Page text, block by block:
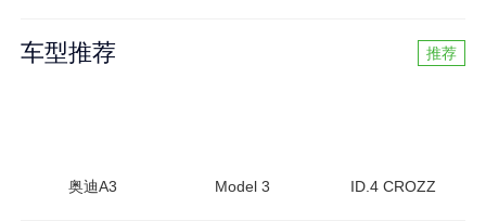
车型推荐 推荐
奥迪A3 Model 3 ID.4 CROZZ